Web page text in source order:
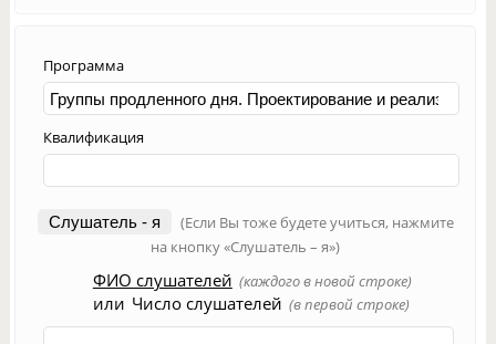
Программа
Квалификация
Слушатель - я
(Если Вы тоже будете учиться, нажмите
на кнопку «Слушатель – я»)
ФИО слушателей (каждого в новой строке)
или Число слушателей (в первой строке)